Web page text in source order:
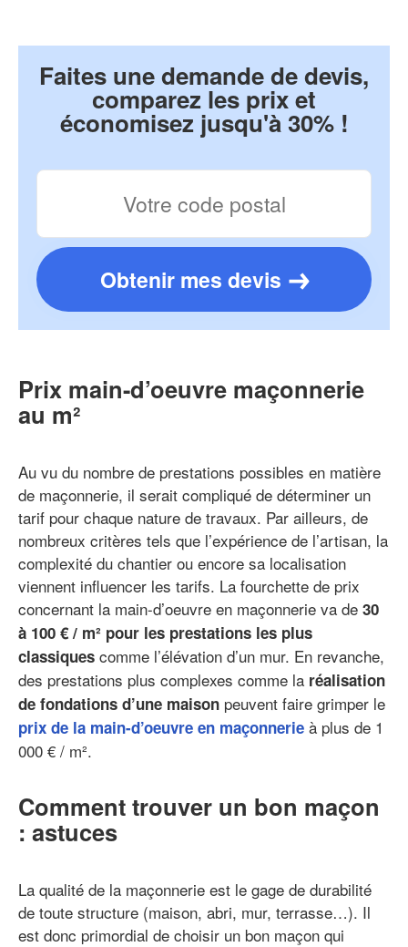
Faites une demande de devis,
comparez les prix et
économisez jusqu'à 30% !
Obtenir mes devis
Prix main-d’oeuvre maçonnerie
au m²
Au vu du nombre de prestations possibles en matière
de maçonnerie, il serait compliqué de déterminer un
tarif pour chaque nature de travaux. Par ailleurs, de
nombreux critères tels que l’expérience de l’artisan, la
complexité du chantier ou encore sa localisation
viennent influencer les tarifs. La fourchette de prix
concernant la main-d’oeuvre en maçonnerie va de 30
à 100 € / m² pour les prestations les plus
classiques comme l’élévation d’un mur. En revanche,
des prestations plus complexes comme la réalisation
de fondations d’une maison peuvent faire grimper le
prix de la main-d’oeuvre en maçonnerie à plus de 1
000 € / m².
Comment trouver un bon maçon
: astuces
La qualité de la maçonnerie est le gage de durabilité
de toute structure (maison, abri, mur, terrasse…). Il
est donc primordial de choisir un bon maçon qui